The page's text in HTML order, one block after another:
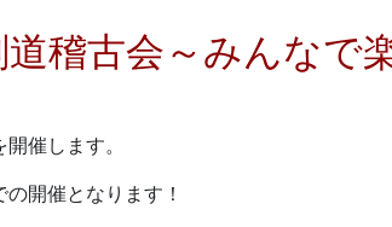
稽古会～みんなで
催します。
の開催となります！